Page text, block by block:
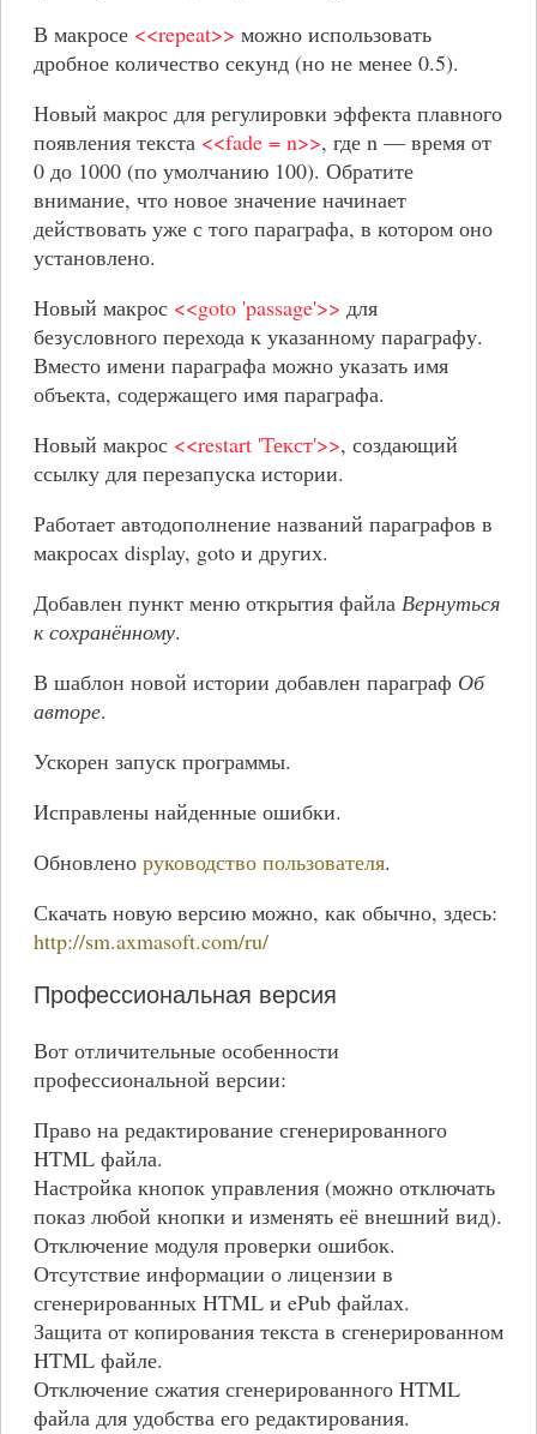
В макросе <<repeat>> можно использовать
дробное количество секунд (но не менее 0.5).
Новый макрос для регулировки эффекта плавного
появления текста <<fade = n>>, где n — время от
0 до 1000 (по умолчанию 100). Обратите
внимание, что новое значение начинает
действовать уже с того параграфа, в котором оно
установлено.
Новый макрос <<goto 'passage'>> для
безусловного перехода к указанному параграфу.
Вместо имени параграфа можно указать имя
объекта, содержащего имя параграфа.
Новый макрос <<restart 'Текст'>>, создающий
ссылку для перезапуска истории.
Работает автодополнение названий параграфов в
макросах display, goto и других.
Добавлен пункт меню открытия файла Вернуться
к сохранённому.
В шаблон новой истории добавлен параграф Об
авторе.
Ускорен запуск программы.
Исправлены найденные ошибки.
Обновлено руководство пользователя.
Скачать новую версию можно, как обычно, здесь:
http://sm.axmasoft.com/ru/
Профессиональная версия
Вот отличительные особенности
профессиональной версии:
Право на редактирование сгенерированного
HTML файла.
Настройка кнопок управления (можно отключать
показ любой кнопки и изменять её внешний вид).
Отключение модуля проверки ошибок.
Отсутствие информации о лицензии в
сгенерированных HTML и ePub файлах.
Защита от копирования текста в сгенерированном
HTML файле.
Отключение сжатия сгенерированного HTML
файла для удобства его редактирования.